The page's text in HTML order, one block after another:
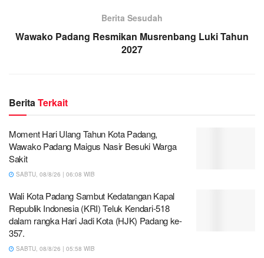
Berita Sesudah
Wawako Padang Resmikan Musrenbang Luki Tahun
2027
BeritaTerkait
Moment Hari Ulang Tahun Kota Padang,
Wawako Padang Maigus Nasir Besuki Warga
Sakit
SABTU, 08/8/26 | 06:08 WIB
Wali Kota Padang Sambut Kedatangan Kapal
Republik Indonesia (KRI) Teluk Kendari-518
dalam rangka Hari Jadi Kota (HJK) Padang ke-
357.
SABTU, 08/8/26 | 05:58 WIB